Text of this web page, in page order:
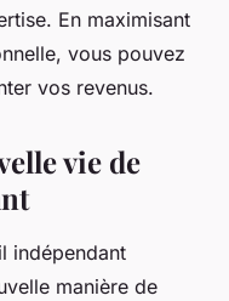
En maximisant
vous pouvez
vos revenus.
vie de
indépendant
manière de